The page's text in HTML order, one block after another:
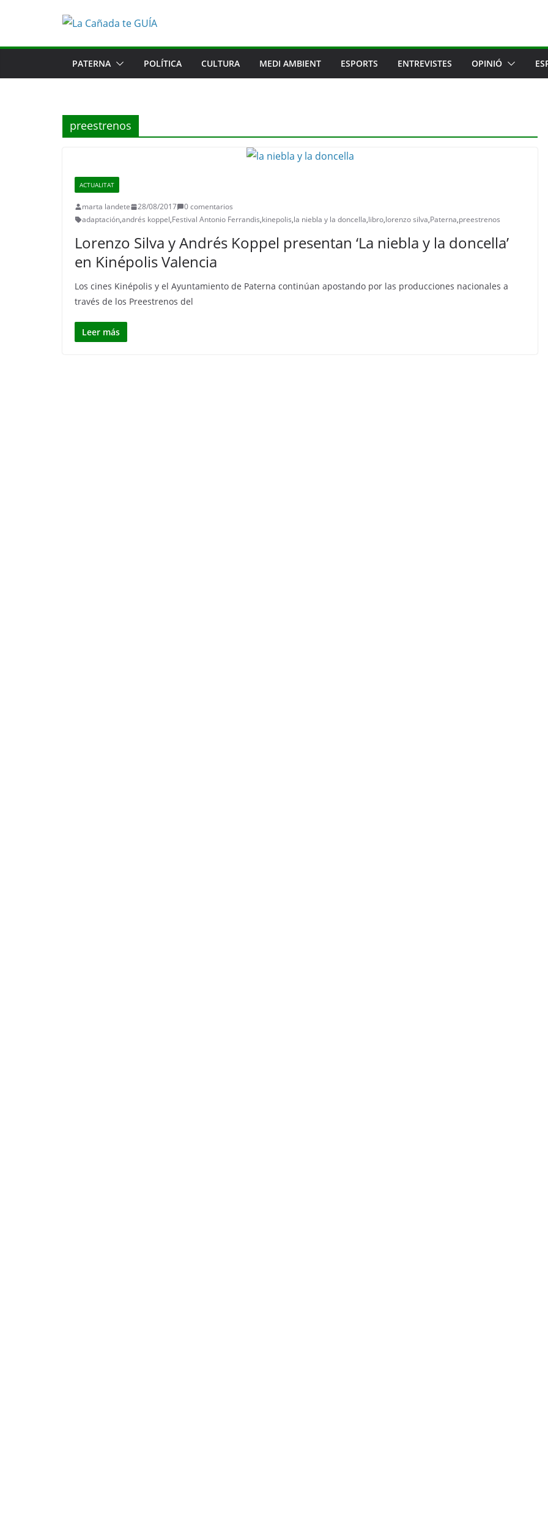
PATERNA POLÍTICA CULTURA MEDI AMBIENT ESPORTS ENTREVISTES OPINIÓ
preestrenos
ACTUALITAT
marta landete 28/08/2017
0 comentarios
adaptación,andrés koppel,Festival Antonio Ferrandis,kinepolis,la niebla y la doncella,libro,lorenzo silva,Paterna,preestrenos
Lorenzo Silva y Andrés Koppel presentan ‘La niebla y la doncella’
en Kinépolis Valencia
Los cines Kinépolis y el Ayuntamiento de Paterna continúan apostando por las producciones nacionales a
través de los Preestrenos del
Leer más